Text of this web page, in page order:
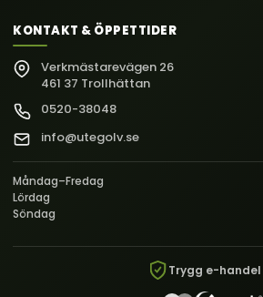
KONTAKT & ÖPPETTIDER
Verkmästarevägen 26
461 37 Trollhättan
0520-38048
info@utegolv.se
Måndag–Fredag
Lördag
Söndag
Trygg e-handel